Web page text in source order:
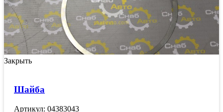
Закрыть
Шайба
Артикул: 04383043